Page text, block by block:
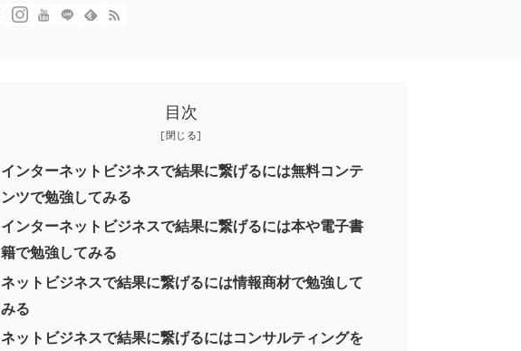
目次
インターネットビジネスで結果に繋げるには無料コンテ
ンツで勉強してみる
インターネットビジネスで結果に繋げるには本や電子書
籍で勉強してみる
ネットビジネスで結果に繋げるには情報商材で勉強して
みる
ネットビジネスで結果に繋げるにはコンサルティングを